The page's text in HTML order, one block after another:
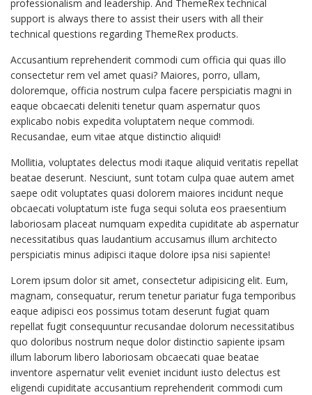
professionalism and leadership. And ThemeRex technical
support is always there to assist their users with all their
technical questions regarding ThemeRex products.
Accusantium reprehenderit commodi cum officia qui quas illo
consectetur rem vel amet quasi? Maiores, porro, ullam,
doloremque, officia nostrum culpa facere perspiciatis magni in
eaque obcaecati deleniti tenetur quam aspernatur quos
explicabo nobis expedita voluptatem neque commodi.
Recusandae, eum vitae atque distinctio aliquid!
Mollitia, voluptates delectus modi itaque aliquid veritatis repellat
beatae deserunt. Nesciunt, sunt totam culpa quae autem amet
saepe odit voluptates quasi dolorem maiores incidunt neque
obcaecati voluptatum iste fuga sequi soluta eos praesentium
laboriosam placeat numquam expedita cupiditate ab aspernatur
necessitatibus quas laudantium accusamus illum architecto
perspiciatis minus adipisci itaque dolore ipsa nisi sapiente!
Lorem ipsum dolor sit amet, consectetur adipisicing elit. Eum,
magnam, consequatur, rerum tenetur pariatur fuga temporibus
eaque adipisci eos possimus totam deserunt fugiat quam
repellat fugit consequuntur recusandae dolorum necessitatibus
quo doloribus nostrum neque dolor distinctio sapiente ipsam
illum laborum libero laboriosam obcaecati quae beatae
inventore aspernatur velit eveniet incidunt iusto delectus est
eligendi cupiditate accusantium reprehenderit commodi cum